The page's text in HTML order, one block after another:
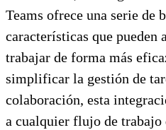
Teams ofrece una serie de
características que pueden
trabajar de forma más
simplificar la gestión de
colaboración, esta
a cualquier flujo de trabajo